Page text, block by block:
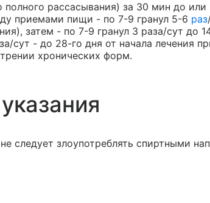
полного рассасывания) за 30 мин до
приемами пищи - по 7-9 гранул 5-6 раз
затем - по 7-9 гранул 3 раза/сут до
сут - до 28-го дня от начала лечения
хронических форм.
следует злоупотреблять спиртными